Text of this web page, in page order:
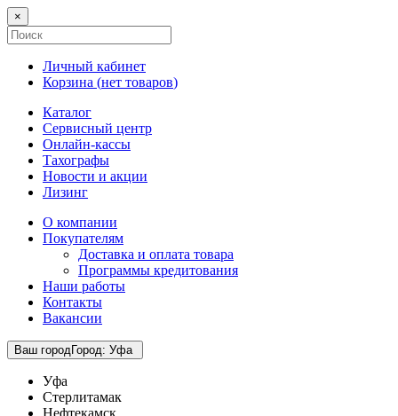
×
Личный кабинет
Корзина (нет товаров)
Каталог
Сервисный центр
Онлайн-кассы
Тахографы
Новости и акции
Лизинг
О компании
Покупателям
Доставка и оплата товара
Программы кредитования
Наши работы
Контакты
Вакансии
Ваш городГород: Уфа
Уфа
Стерлитамак
Нефтекамск